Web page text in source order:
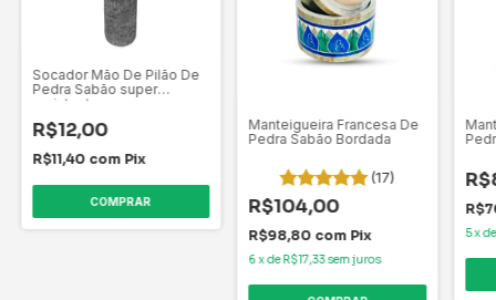
Socador Mão De Pilão De
Pedra Sabão super
resistente
R$12,00
R$11,40 com Pix
Manteigueira Francesa De
Pedra Sabão Bordada
(17)
R$104,00
R$98,80 com Pix
6xde R$17,33sem juros
5x